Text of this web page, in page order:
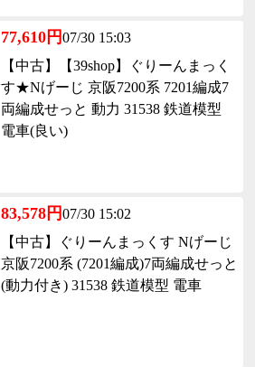
77,610円07/30 15:03
【中古】【39shop】ぐりーんまっく
す★Nげーじ 京阪7200系 7201編成7
両編成せっと 動力 31538 鉄道模型
電車(良い)
83,578円07/30 15:02
【中古】ぐりーんまっくす Nげーじ
京阪7200系 (7201編成)7両編成せっと
(動力付き) 31538 鉄道模型 電車